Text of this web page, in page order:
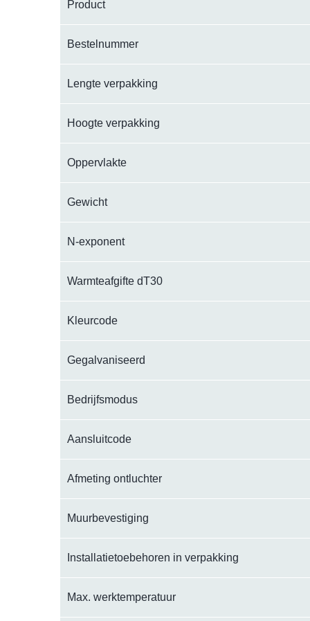
Product
Bestelnummer
Lengte verpakking
Hoogte verpakking
Oppervlakte
Gewicht
N-exponent
Warmteafgifte dT30
Kleurcode
Gegalvaniseerd
Bedrijfsmodus
Aansluitcode
Afmeting ontluchter
Muurbevestiging
Installatietoebehoren in verpakking
Max. werktemperatuur